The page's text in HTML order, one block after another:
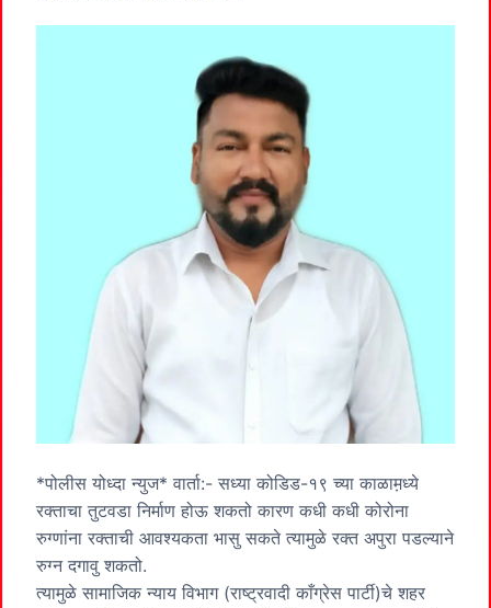
*पोलीस योध्दा न्युज* वार्ता:- सध्या कोडिड-१९ च्या काळाम़ध्ये
रक्ताचा तुटवडा निर्माण होऊ शकतो कारण कधी कधी कोरोना
रुग्णांना रक्ताची आवश्यकता भासु सकते त्यामुळे रक्त अपुरा पडल्याने
रुग्न दगावु शकतो.
त्यामुळे सामाजिक न्याय विभाग (राष्ट्रवादी काँग्रेस पार्टी)चे शहर